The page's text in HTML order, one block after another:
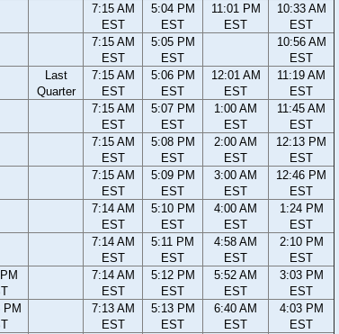
7:15 AM
EST
5:04 PM
EST
11:01 PM
EST
10:33 AM
EST
7:15 AM
EST
5:05 PM
EST
10:56 AM
EST
Last
Quarter
7:15 AM
EST
5:06 PM
EST
12:01 AM
EST
11:19 AM
EST
7:15 AM
EST
5:07 PM
EST
1:00 AM
EST
11:45 AM
EST
7:15 AM
EST
5:08 PM
EST
2:00 AM
EST
12:13 PM
EST
7:15 AM
EST
5:09 PM
EST
3:00 AM
EST
12:46 PM
EST
7:14 AM
EST
5:10 PM
EST
4:00 AM
EST
1:24 PM
EST
7:14 AM
EST
5:11 PM
EST
4:58 AM
EST
2:10 PM
EST
7:14 AM
EST
5:12 PM
EST
5:52 AM
EST
3:03 PM
EST
PM
7:13 AM
EST
5:13 PM
EST
6:40 AM
EST
4:03 PM
EST